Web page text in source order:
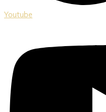
Youtube